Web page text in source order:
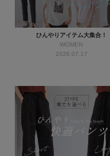
ひんやりアイテム大集合！
WOMEN
2026.07.17